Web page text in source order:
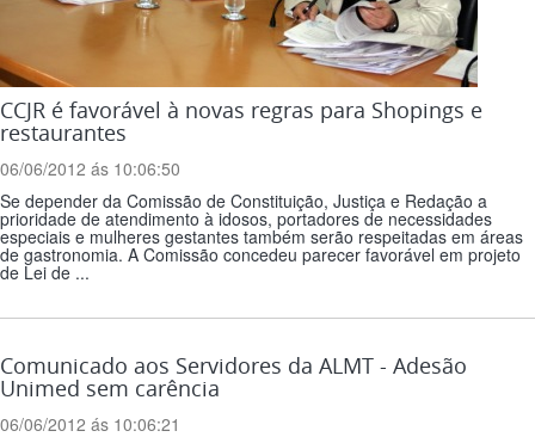
CCJR é favorável à novas regras para Shopings e
restaurantes
06/06/2012 ás 10:06:50
Se depender da Comissão de Constituição, Justiça e Redação a
prioridade de atendimento à idosos, portadores de necessidades
especiais e mulheres gestantes também serão respeitadas em áreas
de gastronomia. A Comissão concedeu parecer favorável em projeto
de Lei de ...
Comunicado aos Servidores da ALMT - Adesão
Unimed sem carência
06/06/2012 ás 10:06:21